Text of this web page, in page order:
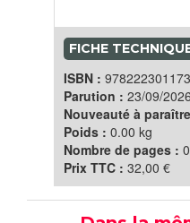
FICHE
ISBN :
Parution : 23/09/2026
Nouveauté à
Poids : 0.00 kg
Nombre de pages :
Prix TTC : 32,00 €